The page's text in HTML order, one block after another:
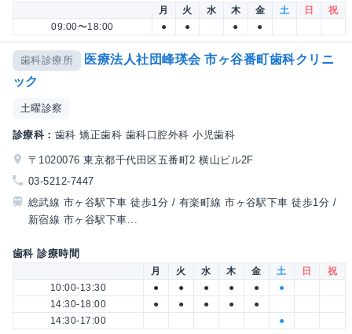
月 火 水 木 金 土 日
祝
09:00〜18:00
● ● ● ●
歯科診療所
医療法人社団峰瑛会 市ヶ谷番町歯科クリニ
ック
土曜診察
診療科： 歯科 矯正歯科 歯科口腔外科 小児歯科
〒1020076 東京都千代田区五番町2 横山ビル2F
03-5212-7447
総武線 市ヶ谷駅下車 徒歩1分 / 有楽町線 市ヶ谷駅下車 徒歩1分 /
新宿線 市ヶ谷駅下車...
歯科 診療時間
月 火 水 木 金 土 日
祝
10:00-13:30
● ● ● ● ●
●
14:30-18:00
● ● ● ●
●
14:30-17:00
●